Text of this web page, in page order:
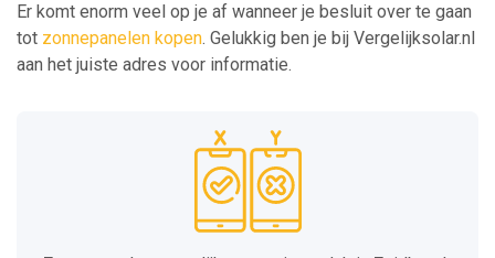
Er komt enorm veel op je af wanneer je besluit over te gaan
tot zonnepanelen kopen. Gelukkig ben je bij Vergelijksolar.nl
aan het juiste adres voor informatie.